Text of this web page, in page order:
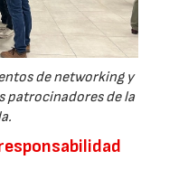
de networking y
patrocinadores de la